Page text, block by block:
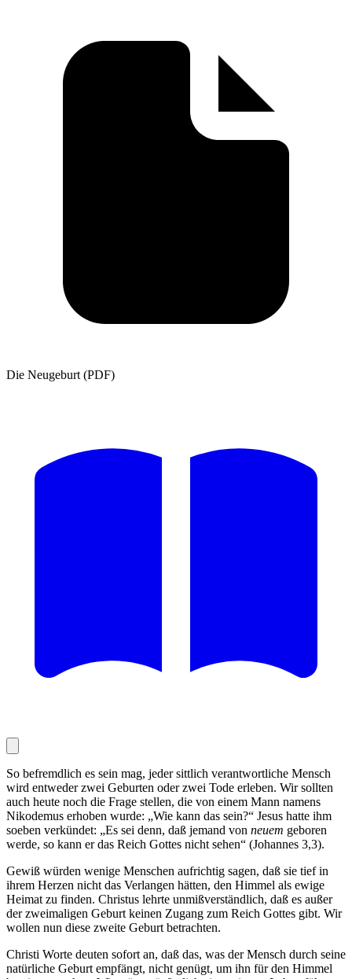
Die Neugeburt (PDF)
So befremdlich es sein mag, jeder sittlich verantwortliche Mensch
wird entweder zwei Geburten oder zwei Tode erleben. Wir sollten
auch heute noch die Frage stellen, die von einem Mann namens
Nikodemus erhoben wurde: „Wie kann das sein?“ Jesus hatte ihm
soeben verkündet: „Es sei denn, daß jemand von neuem geboren
werde, so kann er das Reich Gottes nicht sehen“ (Johannes 3,3).
Gewiß würden wenige Menschen aufrichtig sagen, daß sie tief in
ihrem Herzen nicht das Verlangen hätten, den Himmel als ewige
Heimat zu finden. Christus lehrte unmißverständlich, daß es außer
der zweimaligen Geburt keinen Zugang zum Reich Gottes gibt. Wir
wollen nun diese zweite Geburt betrachten.
Christi Worte deuten sofort an, daß das, was der Mensch durch seine
natürliche Geburt empfängt, nicht genügt, um ihn für den Himmel